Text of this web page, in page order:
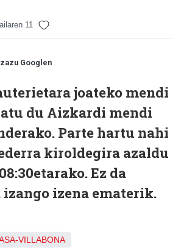
11
Googlen
joateko mendi
du Aizkardi mendi
Parte hartu nahi
kiroldegira azaldu
Ez da
izango izena ematerik.
VILLABONA